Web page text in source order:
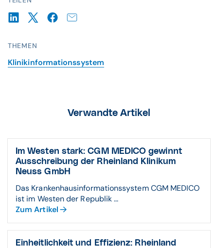
THEMEN
Klinikinformationssystem
Verwandte Artikel
Im Westen stark: CGM MEDICO gewinnt
Aus­schrei­bung der Rheinland Klinikum
Neuss GmbH
Das Krankenhausinformationssystem CGM MEDICO
ist im Westen der Republik ...
Zum Artikel
Einheitlich­keit und Effizienz: Rhein­land